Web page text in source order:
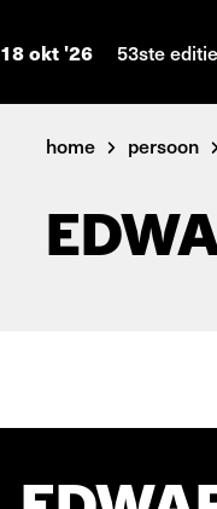
18 okt '26 53ste editie
home persoon